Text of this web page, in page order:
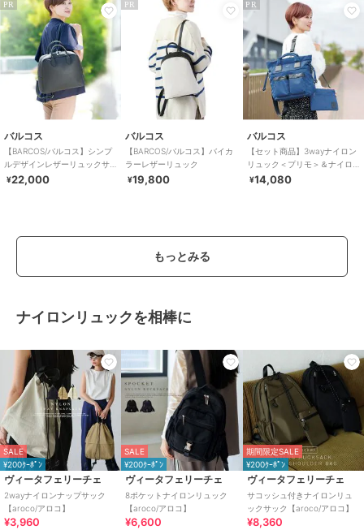
PR
バルコス
【BARCOS/バルコス】シンプ
ルデザインレザーリュックサ
ック
¥22,000
PR
バルコス
【BARCOS/バルコス】バイカ
ラーレザーリュック
¥19,800
PR
バルコス
【セット商品】3wayナイロン
リュック＜プリモ＞＆ナイロ
ンサコッシュ
¥14,080
もっとみる
ナイロンリュックを相棒に
SALE
¥200ｸｰﾎﾟﾝ
ヴィータフェリーチェ
2wayナイロンナップサック
【aroco/アロコ】
¥3,960
SALE
¥200ｸｰﾎﾟﾝ
ヴィータフェリーチェ
8ポケットナイロンリュック
【aroco/アロコ】
¥6,600
期間限定SALE
¥200ｸｰﾎﾟﾝ
ヴィータフェリーチェ
サコッシュ付きナイロンリュ
ックサック【aroco/アロコ】
¥8,360